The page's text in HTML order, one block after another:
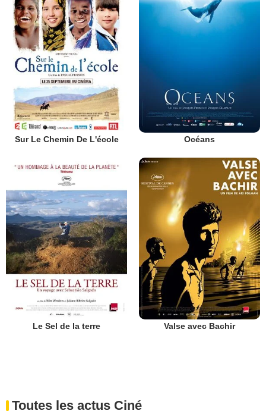
Sur Le Chemin De L'école Océans
Le Sel de la terre Valse avec Bachir
Toutes les actus Ciné